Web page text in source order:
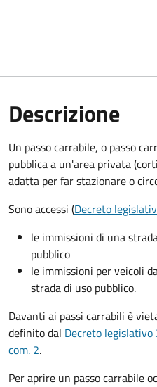
Descrizione
Un passo carrabile, o passo
pubblica a un'area privata
adatta per far stazionare o
Sono accessi (Decreto
le immissioni di una
pubblico
le immissioni per veicoli
strada di uso pubblico.
Davanti ai passi carrabili è
definito dal Decreto
com. 2.
Per aprire un passo carrabile